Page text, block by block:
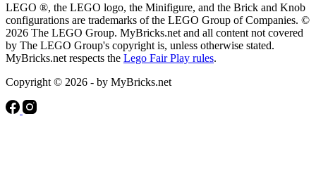
LEGO ®, the LEGO logo, the Minifigure, and the Brick and Knob
configurations are trademarks of the LEGO Group of Companies. ©
2026 The LEGO Group. MyBricks.net and all content not covered
by The LEGO Group's copyright is, unless otherwise stated.
MyBricks.net respects the Lego Fair Play rules.
Copyright © 2026 - by MyBricks.net